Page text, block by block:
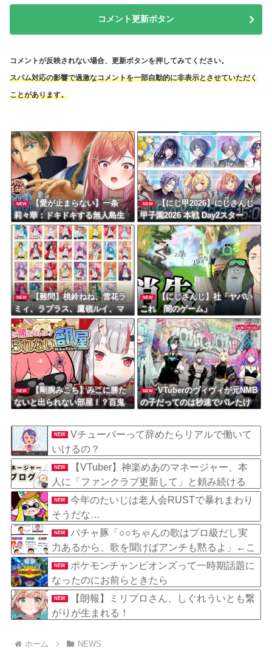
コメント更新ボタン
コメントが反映されない場合、更新ボタンを押してみてください。
スパム対応の影響で過激なコメントを一部自動的に非表示とさせていただく
ことがあります。
NEW
【愛が止まらない】一条
莉々華：ドキドキする無人島生
活！テニプリ愛が止まらない
NEW
【にじ甲2026】にじさんじ
甲子園2026 本戦 Day2スター
ト！初手いじり草
NEW
【難問】桃鈴ねね、雪花ラ
ミィ、ラプラス、鷹嶺ルイ、マ
リン船長が崖から落ちそうにな
っています
NEW
【にじさんじ】社「ヤバい
これ 闇のゲーム」
NEW
【剛腕みこち】みこに勝た
ないと出られない部屋！？百鬼
最高すぎた件
NEW
VTuberのヴィヴィが元NMB
の子だってのは秒速でバレたけ
NEW
Vチューバーって辞めたらリアルで働いて
いけるの？
NEW
【VTuber】神楽めあのマネージャー、本
人に「ファンクラブ更新して」と頼み続ける
→ なぜか自分も記事を書くことになってしま
う
NEW
今年のたいじは老人会RUSTで暴れまわり
そうだな…
NEW
バチャ豚「○○ちゃんの歌はプロ級だし実
力あるから、歌を聞けばアンチも黙るよ」←こ
れ
NEW
ポケモンチャンピオンズって一時期話題に
なったのにお前らときたら
NEW
【朗報】ミリプロさん、しぐれういとも繋
がりが生まれる！
ホーム NEWS